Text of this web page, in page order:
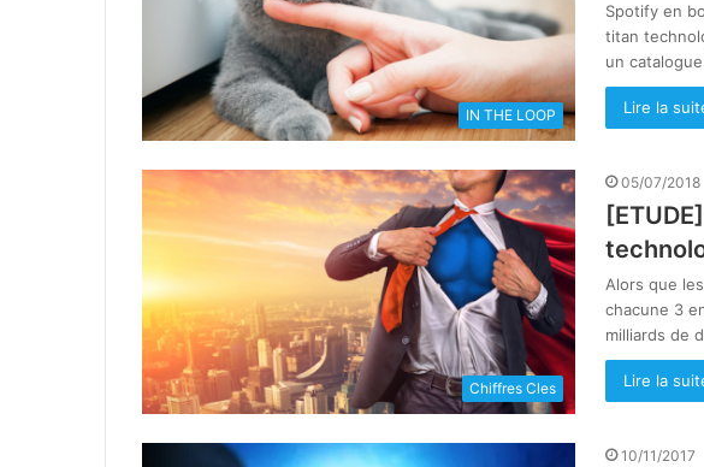
IN THE LOOP
Spotify en
titan
un
Lire la
Chiffres Cles
05/07/2018
Alors que
chacune 3
milliards de
Lire la
10/11/2017